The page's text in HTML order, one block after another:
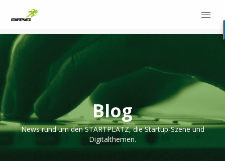
Blog
News rund um den STARTPLATZ, die Startup-Szene und
Digitalthemen.